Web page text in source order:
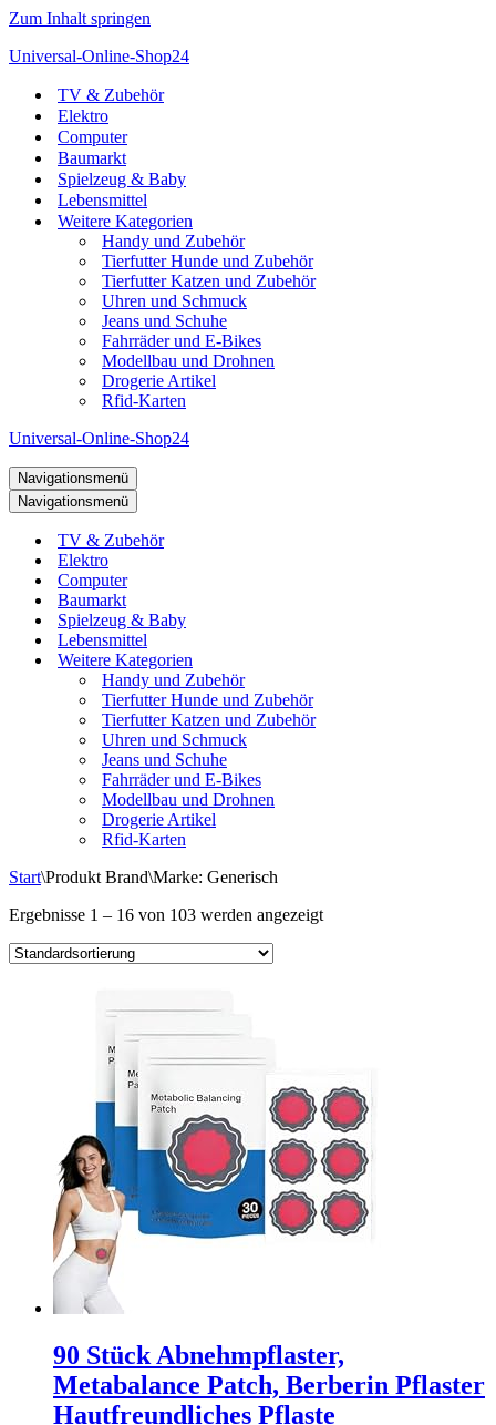
Zum Inhalt springen
Universal-Online-Shop24
TV & Zubehör
Elektro
Computer
Baumarkt
Spielzeug & Baby
Lebensmittel
Weitere Kategorien
Handy und Zubehör
Tierfutter Hunde und Zubehör
Tierfutter Katzen und Zubehör
Uhren und Schmuck
Jeans und Schuhe
Fahrräder und E-Bikes
Modellbau und Drohnen
Drogerie Artikel
Rfid-Karten
Universal-Online-Shop24
Navigationsmenü
Navigationsmenü
TV & Zubehör
Elektro
Computer
Baumarkt
Spielzeug & Baby
Lebensmittel
Weitere Kategorien
Handy und Zubehör
Tierfutter Hunde und Zubehör
Tierfutter Katzen und Zubehör
Uhren und Schmuck
Jeans und Schuhe
Fahrräder und E-Bikes
Modellbau und Drohnen
Drogerie Artikel
Rfid-Karten
Start\Produkt Brand\Marke: Generisch
Ergebnisse 1 – 16 von 103 werden angezeigt
90 Stück Abnehmpflaster,
Metabalance Patch, Berberin Pflaster
Hautfreundliches Pflaste